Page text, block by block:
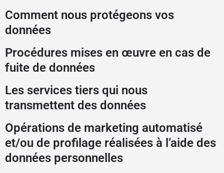
Comment nous protégeons vos
données
Procédures mises en œuvre en cas de
fuite de données
Les services tiers qui nous
transmettent des données
Opérations de marketing automatisé
et/ou de profilage réalisées à l’aide des
données personnelles